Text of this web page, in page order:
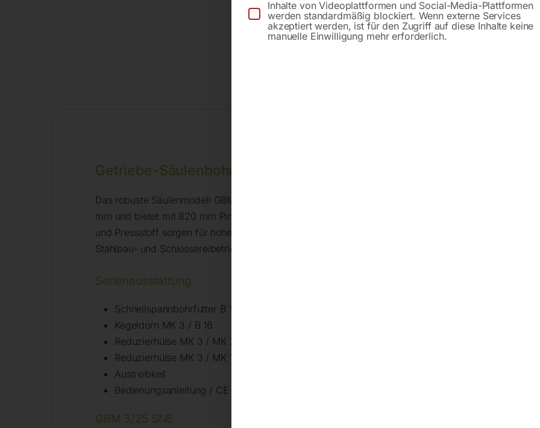
Anfrageformular
Getriebe-Säulenbohrmaschine GBM 3/30 SNA
Das robuste Säulenmodell GBM 3/30 SNA ist mit einem leistungsstarken Spezialgetriebe
mm und bietet mit 820 mm Pinolenabstand viel Platz für die Aufnahme von hohen Werkstücken.
und Pressstoff sorgen für hohe Belastbarkeit und Laufruhe. Die GBM 3/30 SNA ist daher eine
Stahlbau- und Schlossereibetrieben, auch für die Kleinserienbearbeitung.
Serienausstattung
Schnellspannbohrfutter B 16, 1 – 16 mm
Kegeldorn MK 3 / B 16
Reduzierhülse MK 3 / MK 2
Reduzierhülse MK 3 / MK 1
Austreibkeil
Bedienungsanleitung / CE
GBM 3/25 SNE
Inhalte von Videoplattformen und Social-Media-Plattformen
werden standardmäßig blockiert. Wenn externe Services
akzeptiert werden, ist für den Zugriff auf diese Inhalte keine
manuelle Einwilligung mehr erforderlich.